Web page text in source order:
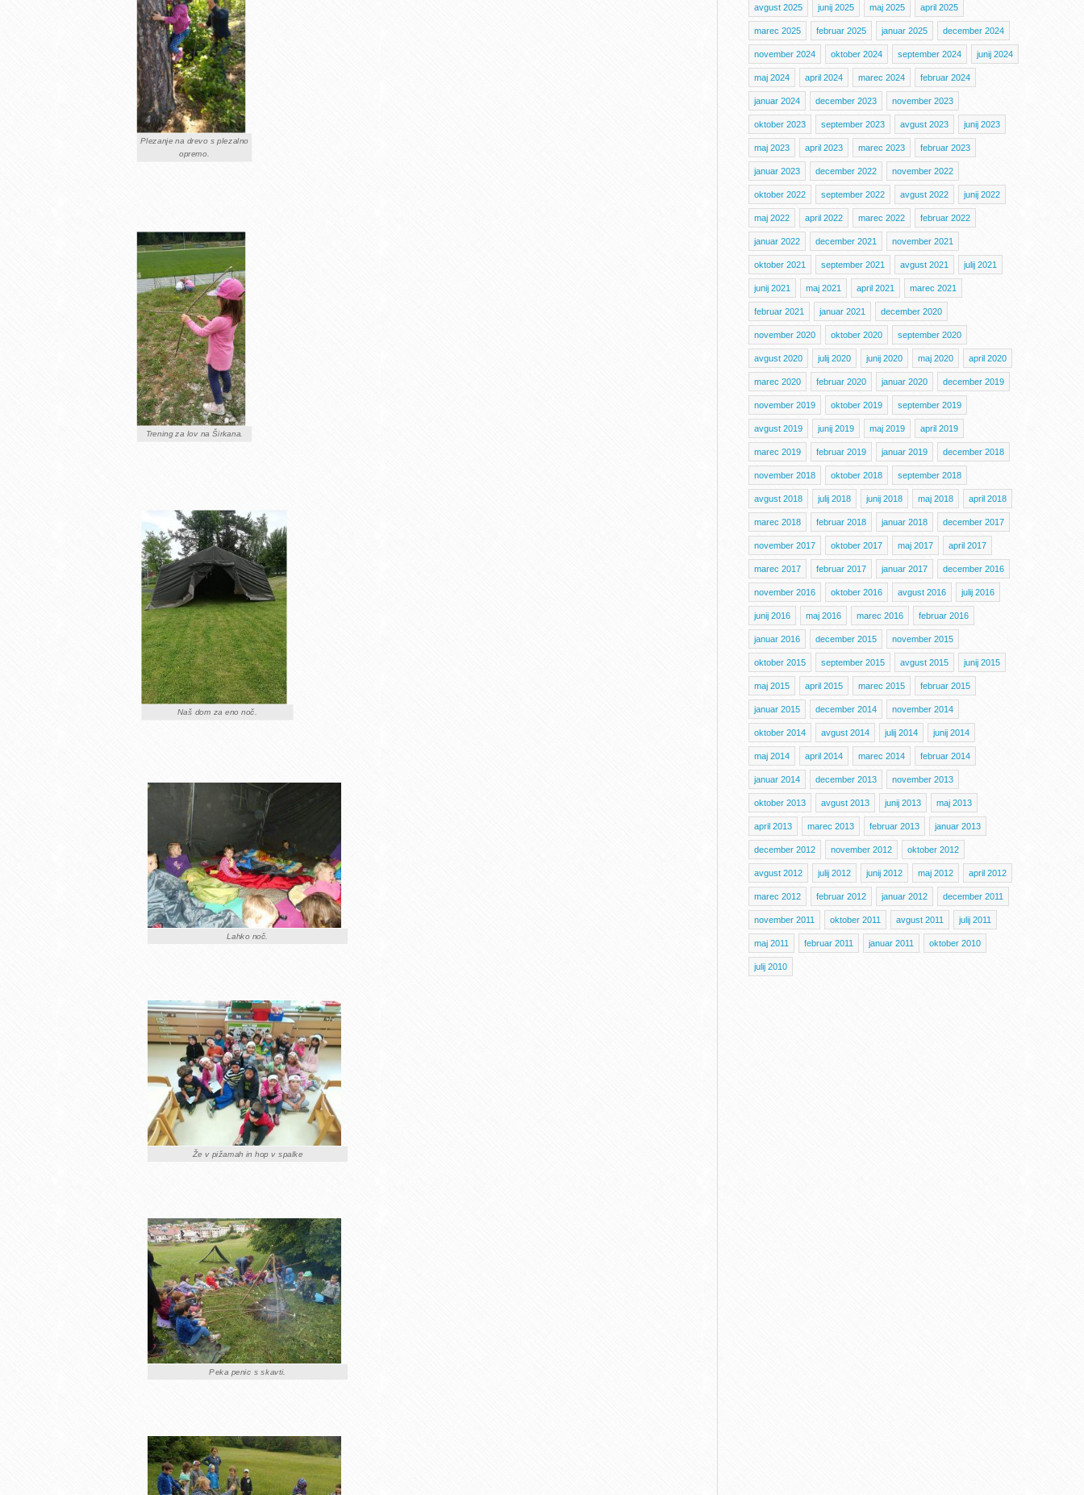
Plezanje na drevo s plezalno
opremo.
Trening za lov na Širkana.
Naš dom za eno noč.
Lahko noč.
Že v pižamah in hop v spalke
Peka penic s skavti.
avgust 2025 junij 2025 maj 2025 april 2025
marec 2025 februar 2025 januar 2025 december 2024
november 2024 oktober 2024 september 2024 junij 2024
maj 2024 april 2024 marec 2024 februar 2024
januar 2024 december 2023 november 2023
oktober 2023 september 2023 avgust 2023 junij 2023
maj 2023 april 2023 marec 2023 februar 2023
januar 2023 december 2022 november 2022
oktober 2022 september 2022 avgust 2022 junij 2022
maj 2022 april 2022 marec 2022 februar 2022
januar 2022 december 2021 november 2021
oktober 2021 september 2021 avgust 2021 julij 2021
junij 2021 maj 2021 april 2021 marec 2021
februar 2021 januar 2021 december 2020
november 2020 oktober 2020 september 2020
avgust 2020 julij 2020 junij 2020 maj 2020 april 2020
marec 2020 februar 2020 januar 2020 december 2019
november 2019 oktober 2019 september 2019
avgust 2019 junij 2019 maj 2019 april 2019
marec 2019 februar 2019 januar 2019 december 2018
november 2018 oktober 2018 september 2018
avgust 2018 julij 2018 junij 2018 maj 2018 april 2018
marec 2018 februar 2018 januar 2018 december 2017
november 2017 oktober 2017 maj 2017 april 2017
marec 2017 februar 2017 januar 2017 december 2016
november 2016 oktober 2016 avgust 2016 julij 2016
junij 2016 maj 2016 marec 2016 februar 2016
januar 2016 december 2015 november 2015
oktober 2015 september 2015 avgust 2015 junij 2015
maj 2015 april 2015 marec 2015 februar 2015
januar 2015 december 2014 november 2014
oktober 2014 avgust 2014 julij 2014 junij 2014
maj 2014 april 2014 marec 2014 februar 2014
januar 2014 december 2013 november 2013
oktober 2013 avgust 2013 junij 2013 maj 2013
april 2013 marec 2013 februar 2013 januar 2013
december 2012 november 2012 oktober 2012
avgust 2012 julij 2012 junij 2012 maj 2012 april 2012
marec 2012 februar 2012 januar 2012 december 2011
november 2011 oktober 2011 avgust 2011 julij 2011
maj 2011 februar 2011 januar 2011 oktober 2010
julij 2010